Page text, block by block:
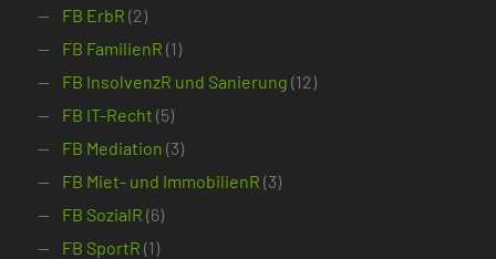
FB ErbR (2)
FB FamilienR (1)
FB InsolvenzR und Sanierung (12)
FB IT-Recht (5)
FB Mediation (3)
FB Miet- und ImmobilienR (3)
FB SozialR (6)
FB SportR (1)